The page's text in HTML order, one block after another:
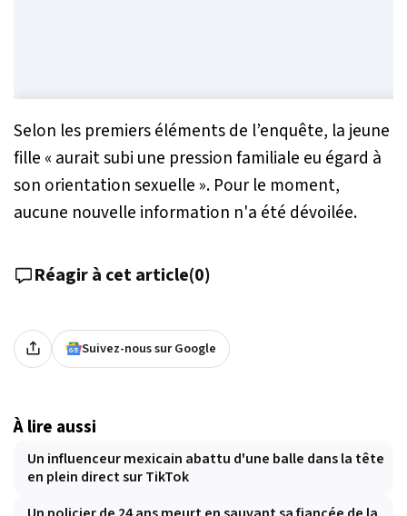
Selon les premiers éléments de l’enquête, la jeune
fille « aurait subi une pression familiale eu égard à
son orientation sexuelle ». Pour le moment,
aucune nouvelle information n'a été dévoilée.
Réagir à cet article(0)
Suivez-nous sur Google
À lire aussi
Un influenceur mexicain abattu d'une balle dans la tête
en plein direct sur TikTok